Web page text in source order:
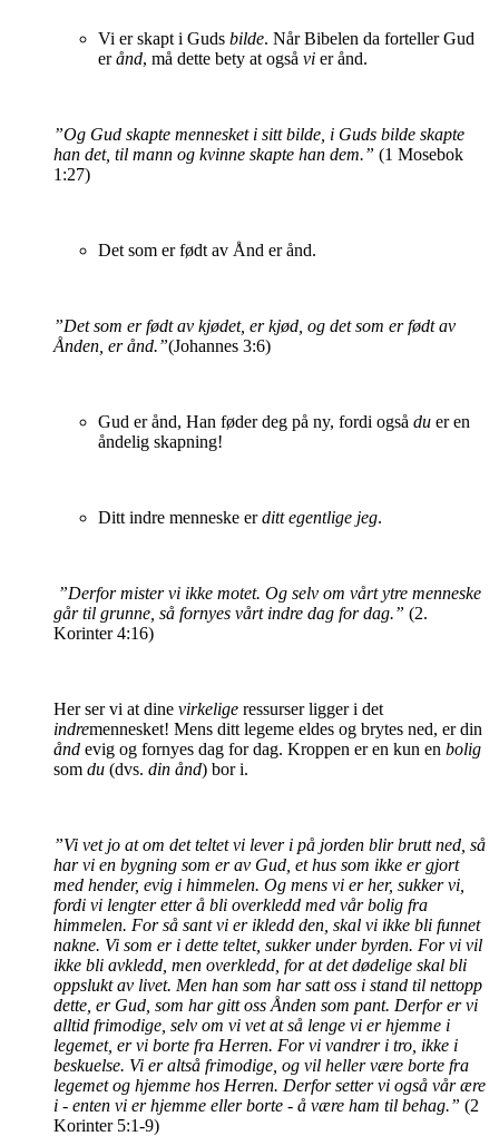
Vi er skapt i Guds bilde. Når Bibelen da forteller Gud
erånd, må dette bety at også vi er ånd.
”Og Gud skapte mennesket i sitt bilde, i Guds bilde skapte
han det, til mann og kvinne skapte han dem.” (1 Mosebok
1 :27)
Det som er født av Ånd er ånd.
”Det som er født av kjødet, er kjød, og det som er født av
Ånden, er ånd.”(Johannes 3:6)
Gud er ånd, Han føder deg på ny, fordi også du er en
åndelig skapning!
Ditt indre menneske erditt egentlige jeg.
”Derfor mister vi ikke motet. Og selv om vårt ytre menneske
går til grunne, så fornyes vårt indre dag for dag.” (2.
Korinter 4:16)
Her ser vi at dine virkelige ressurser ligger i det
indremennesket! Mens ditt legeme eldes og brytes ned, er din
ånd evig og fornyes dag for dag. Kroppen er en kun en bolig
som du (dvs. din ånd) bor i.
”Vi vet jo at om det teltet vi lever i på jorden blir brutt ned, så
har vi en bygning som er av Gud, et hus som ikke er gjort
med hender, evig i himmelen. Og mens vi er her, sukker vi,
fordi vi lengter etter å bli overkledd med vår bolig fra
himmelen. For så sant vi er ikledd den, skal vi ikke bli funnet
nakne. Vi som er i dette teltet, sukker under byrden. For vi vil
ikke bli avkledd, men overkledd, for at det dødelige skal bli
oppslukt av livet. Men han som har satt oss i stand til nettopp
dette, er Gud, som har gitt oss Ånden som pant. Derfor er vi
alltid frimodige, selv om vi vet at så lenge vi er hjemme i
legemet, er vi borte fra Herren. For vi vandrer i tro, ikke i
beskuelse. Vi er altså frimodige, og vil heller være borte fra
legemet og hjemme hos Herren. Derfor setter vi også vår ære
i - enten vi er hjemme eller borte - å være ham til behag.” (2
Korinter 5:1-9)